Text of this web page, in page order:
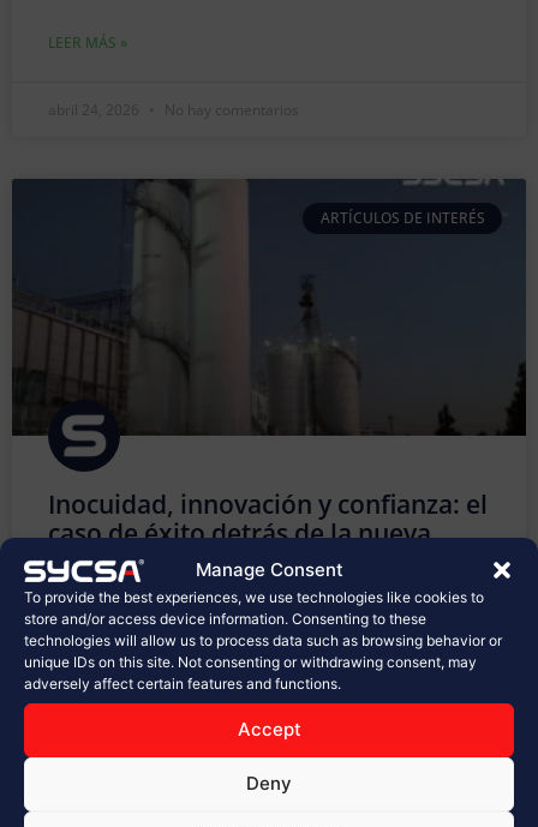
Manage Consent
To provide the best experiences, we use technologies like cookies to
store and/or access device information. Consenting to these
technologies will allow us to process data such as browsing behavior or
unique IDs on this site. Not consenting or withdrawing consent, may
adversely affect certain features and functions.
Accept
Deny
LEER MÁS »
abril 24, 2026 No hay comentarios
ARTÍCULOS DE INTERÉS
Inocuidad, innovación y confianza: el
caso de éxito detrás de la nueva
planta de Sabritas en Celaya
En la industria alimentaria, cada detalle cuenta.
Desde la selección de materias primas hasta el
empaque final, los procesos deben cumplir con los
más altos estándares de calidad, inocuidad y
seguridad. Hoy, en SYCSA®, celebramos con orgullo la
inauguración de la nueva planta de PepsiCo, Sabritas